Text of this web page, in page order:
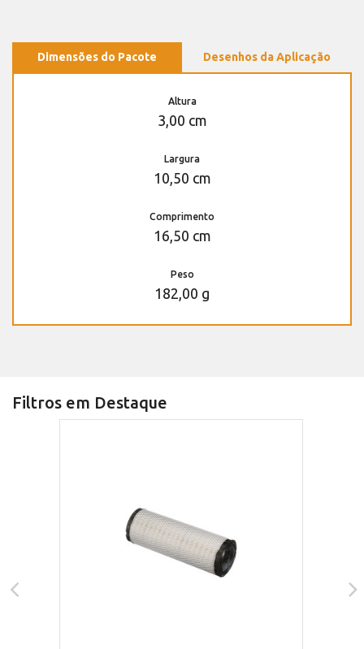
Dimensões do Pacote Desenhos da Aplicação
Altura
3,00 cm
Largura
10,50 cm
Comprimento
16,50 cm
Peso
182,00 g
Filtros em Destaque